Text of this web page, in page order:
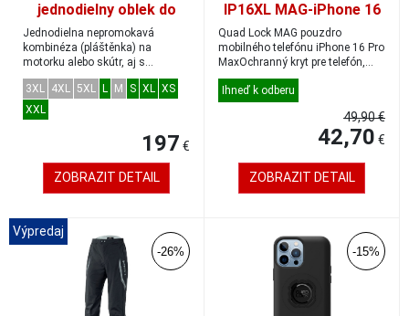
jednodielny oblek do
dažďa čierny/fluo-žltý
veľkosť L
Jednodielna nepromokavá
kombinéza (pláštěnka) na
motorku alebo skútr, aj s
integrovanou kapucňou.Dos...
3XL 4XL 5XL L M S XL XS
XXL
197 €
ZOBRAZIT DETAIL
IP16XL MAG-iPhone 16
Pro Max
Quad Lock MAG pouzdro
mobilného telefónu iPhone 16 Pro
MaxOchranný kryt pre telefón,
ktorý kombinuje...
Ihneď k odberu
49,90 €
42,70 €
ZOBRAZIT DETAIL
Výpredaj
-26% -15%